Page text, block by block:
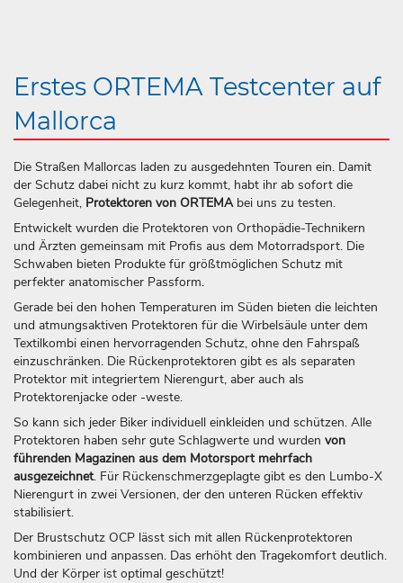
Erstes ORTEMA Test­center auf
Mallorca
Die Straßen Mallorcas laden zu ausgedehnten Touren ein. Damit
der Schutz dabei nicht zu kurz kommt, habt ihr ab sofort die
Gelegenheit, Protektoren von ORTEMAbei uns zu testen.
Entwickelt wurden die Protektoren von Orthopädie-Technikern
und Ärzten gemeinsam mit Profis aus dem Motorradsport. Die
Schwaben bieten Produkte für größtmöglichen Schutz mit
perfekter anatomischer Passform.
Gerade bei den hohen Temperaturen im Süden bieten die leichten
und atmungsaktiven Protektoren für die Wirbelsäule unter dem
Textilkombi einen hervorragenden Schutz, ohne den Fahrspaß
einzuschränken. Die Rückenprotektoren gibt es als separaten
Protektor mit integriertem Nierengurt, aber auch als
Protektorenjacke oder -weste.
So kann sich jeder Biker individuell einkleiden und schützen. Alle
Protektoren haben sehr gute Schlagwerte und wurden von
führenden Magazinen aus dem Motorsport mehrfach
ausgezeichnet. Für Rückenschmerzgeplagte gibt es den Lumbo-X
Nierengurt in zwei Versionen, der den unteren Rücken effektiv
stabilisiert.
Der Brustschutz OCP lässt sich mit allen Rückenprotektoren
kombinieren und anpassen. Das erhöht den Tragekomfort deutlich.
Und der Körper ist optimal geschützt!